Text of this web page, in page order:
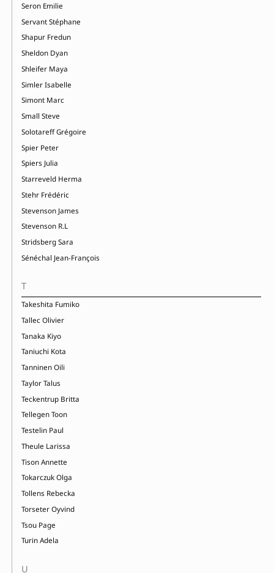
Seron Emilie
Servant Stéphane
Shapur Fredun
Sheldon Dyan
Shleifer Maya
Simler Isabelle
Simont Marc
Small Steve
Solotareff Grégoire
Spier Peter
Spiers Julia
Starreveld Herma
Stehr Frédéric
Stevenson James
Stevenson R.L
Stridsberg Sara
Sénéchal Jean-François
T
Takeshita Fumiko
Tallec Olivier
Tanaka Kiyo
Taniuchi Kota
Tanninen Oili
Taylor Talus
Teckentrup Britta
Tellegen Toon
Testelin Paul
Theule Larissa
Tison Annette
Tokarczuk Olga
Tollens Rebecka
Torseter Oyvind
Tsou Page
Turin Adela
U